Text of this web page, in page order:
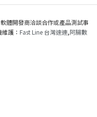
體開發商洽談合作或產品測試事
護： Fast Line 台灣速連,阿腸數